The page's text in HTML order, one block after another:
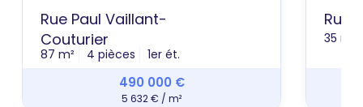
Rue Paul Vaillant-
Couturier
87 m² 4 pièces 1er ét.
490 000 €
5 632 € / m²
Rue
35 m²